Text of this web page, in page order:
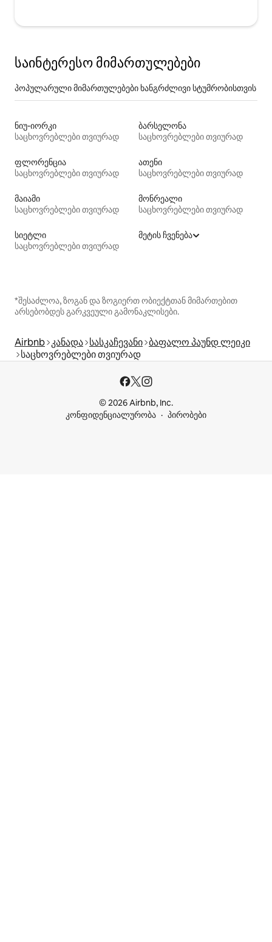
საინტერესო მიმართულებები
პოპულარული მიმართულებები ხანგრძლივი სტუმრობისთვის
ნიუ-იორკი
საცხოვრებლები თვიურად
ბარსელონა
საცხოვრებლები თვიურად
ფლორენცია
საცხოვრებლები თვიურად
ათენი
საცხოვრებლები თვიურად
მაიამი
საცხოვრებლები თვიურად
მონრეალი
საცხოვრებლები თვიურად
სიეტლი
საცხოვრებლები თვიურად
მეტის ჩვენება
*შესაძლოა, ზოგან და ზოგიერთ ობიექტთან მიმართებით
არსებობდეს გარკვეული გამონაკლისები.
Airbnb კანადა სასკაჩევანი ბაფალო პაუნდ ლეიკი
საცხოვრებლები თვიურად
© 2026 Airbnb, Inc.
კონფიდენციალურობა
პირობები